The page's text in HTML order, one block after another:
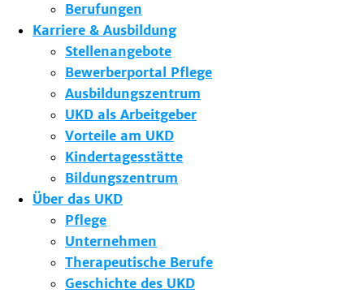
Berufungen
Karriere & Ausbildung
Stellenangebote
Bewerberportal Pflege
Ausbildungszentrum
UKD als Arbeitgeber
Vorteile am UKD
Kindertagesstätte
Bildungszentrum
Über das UKD
Pflege
Unternehmen
Therapeutische Berufe
Geschichte des UKD